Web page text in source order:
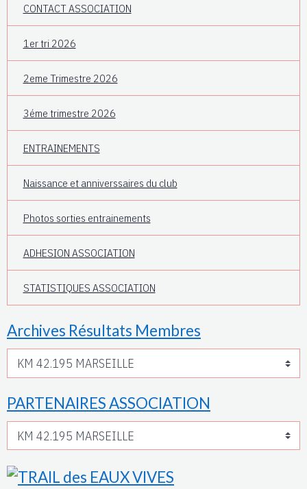
CONTACT ASSOCIATION
1er tri 2026
2eme Trimestre 2026
3éme trimestre 2026
ENTRAINEMENTS
Naissance et anniverssaires du club
Photos sorties entrainements
ADHESION ASSOCIATION
STATISTIQUES ASSOCIATION
Archives Résultats Membres
PARTENAIRES ASSOCIATION